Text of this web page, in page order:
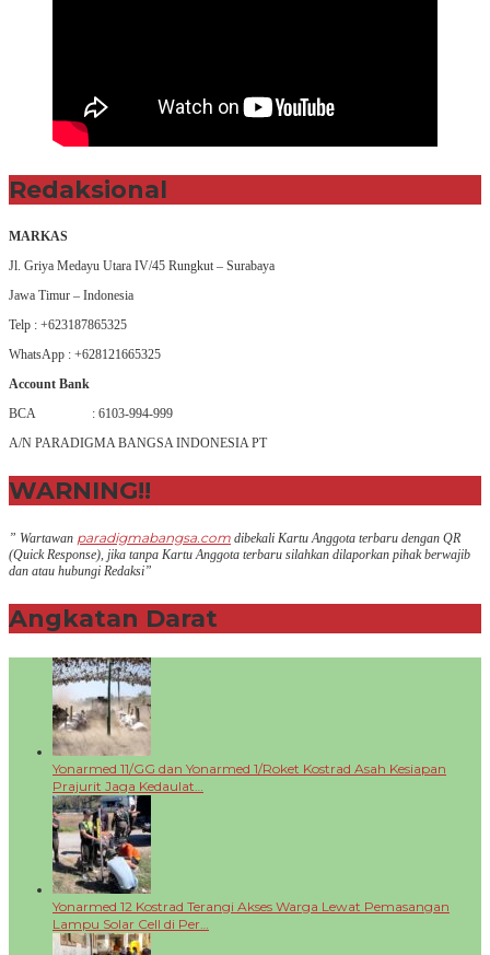
Redaksional
MARKAS
Jl. Griya Medayu Utara IV/45 Rungkut – Surabaya
Jawa Timur – Indonesia
Telp : +623187865325
WhatsApp : +628121665325
Account Bank
BCA : 6103-994-999
A/N PARADIGMA BANGSA INDONESIA PT
WARNING!!
” Wartawan paradigmabangsa.com dibekali Kartu Anggota terbaru dengan QR
(Quick Response), jika tanpa Kartu Anggota terbaru silahkan dilaporkan pihak berwajib
dan atau hubungi Redaksi”
Angkatan Darat
Yonarmed 11/GG dan Yonarmed 1/Roket Kostrad Asah Kesiapan
Prajurit Jaga Kedaulat…
Yonarmed 12 Kostrad Terangi Akses Warga Lewat Pemasangan
Lampu Solar Cell di Per…